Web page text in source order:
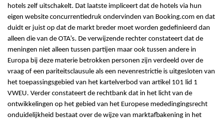
hotels zelf uitschakelt. Dat laatste impliceert dat de hotels via hun
eigen website concurrentiedruk ondervinden van Booking.com en dat
duidt er juist op dat de markt breder moet worden gedefinieerd dan
alleen die van de OTA’s. De verwijzende rechter constateert dat de
meningen niet alleen tussen partijen maar ook tussen andere in
Europa bij deze materie betrokken personen zijn verdeeld over de
vraag of een pariteitsclausule als een nevenrestrictie is uitgesloten van
het toepassingsgebied van het kartelverbod van artikel 101 lid 1
VWEU. Verder constateert de rechtbank dat in het licht van de
ontwikkelingen op het gebied van het Europese mededingingsrecht
onduidelijkheid bestaat over de wijze van marktafbakening in het